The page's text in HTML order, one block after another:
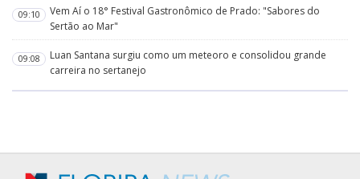
09:10
Vem Aí o 18° Festival Gastronômico de Prado: "Sabores do
Sertão ao Mar"
09:08
Luan Santana surgiu como um meteoro e consolidou grande
carreira no sertanejo